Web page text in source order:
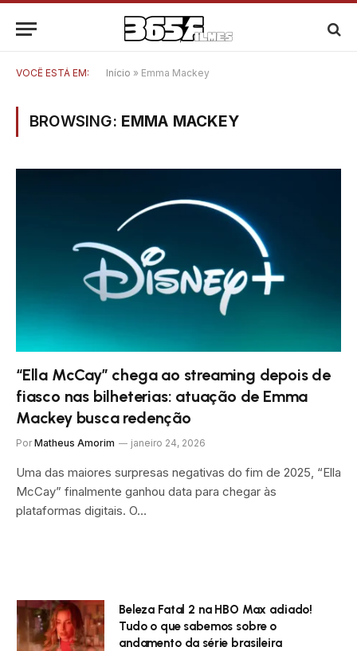
VOCÊ ESTÁ EM: Início » Emma Mackey
BROWSING: EMMA MACKEY
“Ella McCay” chega ao streaming depois de
fiasco nas bilheterias: atuação de Emma
Mackey busca redenção
Por Matheus Amorim janeiro 24, 2026
Uma das maiores surpresas negativas do fim de 2025, “Ella
McCay” finalmente ganhou data para chegar às
plataformas digitais. O…
Beleza Fatal 2 na HBO Max adiado!
Tudo o que sabemos sobre o
andamento da série brasileira